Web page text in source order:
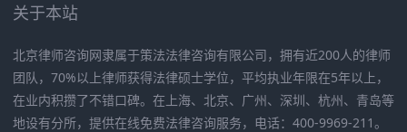
关于本站
北京律师咨询网隶属于策法法律咨询有限公司，拥有近200人的律师
团队，70%以上律师获得法律硕士学位，平均执业年限在5年以上，
在业内积攒了不错口碑。在上海、北京、广州、深圳、杭州、青岛等
地设有分所，提供在线免费法律咨询服务，电话：400-9969-211。